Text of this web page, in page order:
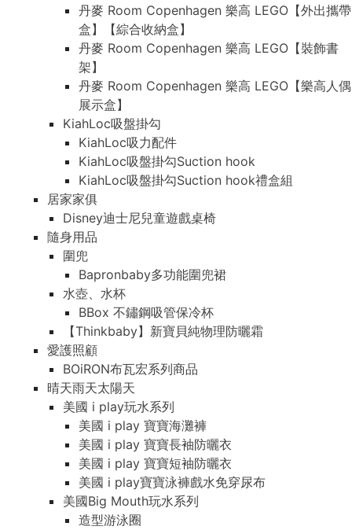
丹麥 Room Copenhagen 樂高 LEGO【外出攜帶
盒】【綜合收納盒】
丹麥 Room Copenhagen 樂高 LEGO【裝飾書
架】
丹麥 Room Copenhagen 樂高 LEGO【樂高人偶
展示盒】
KiahLoc吸盤掛勾
KiahLoc吸力配件
KiahLoc吸盤掛勾Suction hook
KiahLoc吸盤掛勾Suction hook禮盒組
居家家俱
Disney迪士尼兒童遊戲桌椅
隨身用品
圍兜
Bapronbaby多功能圍兜裙
水壺、水杯
BBox 不鏽鋼吸管保冷杯
【Thinkbaby】新寶貝純物理防曬霜
愛護照顧
BOiRON布瓦宏系列商品
晴天雨天太陽天
美國 i play玩水系列
美國 i play 寶寶海灘褲
美國 i play 寶寶長袖防曬衣
美國 i play 寶寶短袖防曬衣
美國 i play寶寶泳褲戲水免穿尿布
美國Big Mouth玩水系列
造型游泳圈